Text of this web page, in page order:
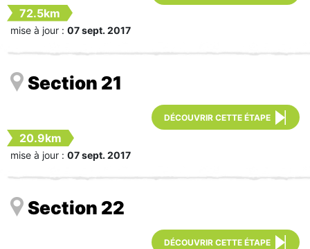
72.5km
mise à jour : 07 sept. 2017
Section 21
DÉCOUVRIR CETTE ÉTAPE
20.9km
mise à jour : 07 sept. 2017
Section 22
DÉCOUVRIR CETTE ÉTAPE